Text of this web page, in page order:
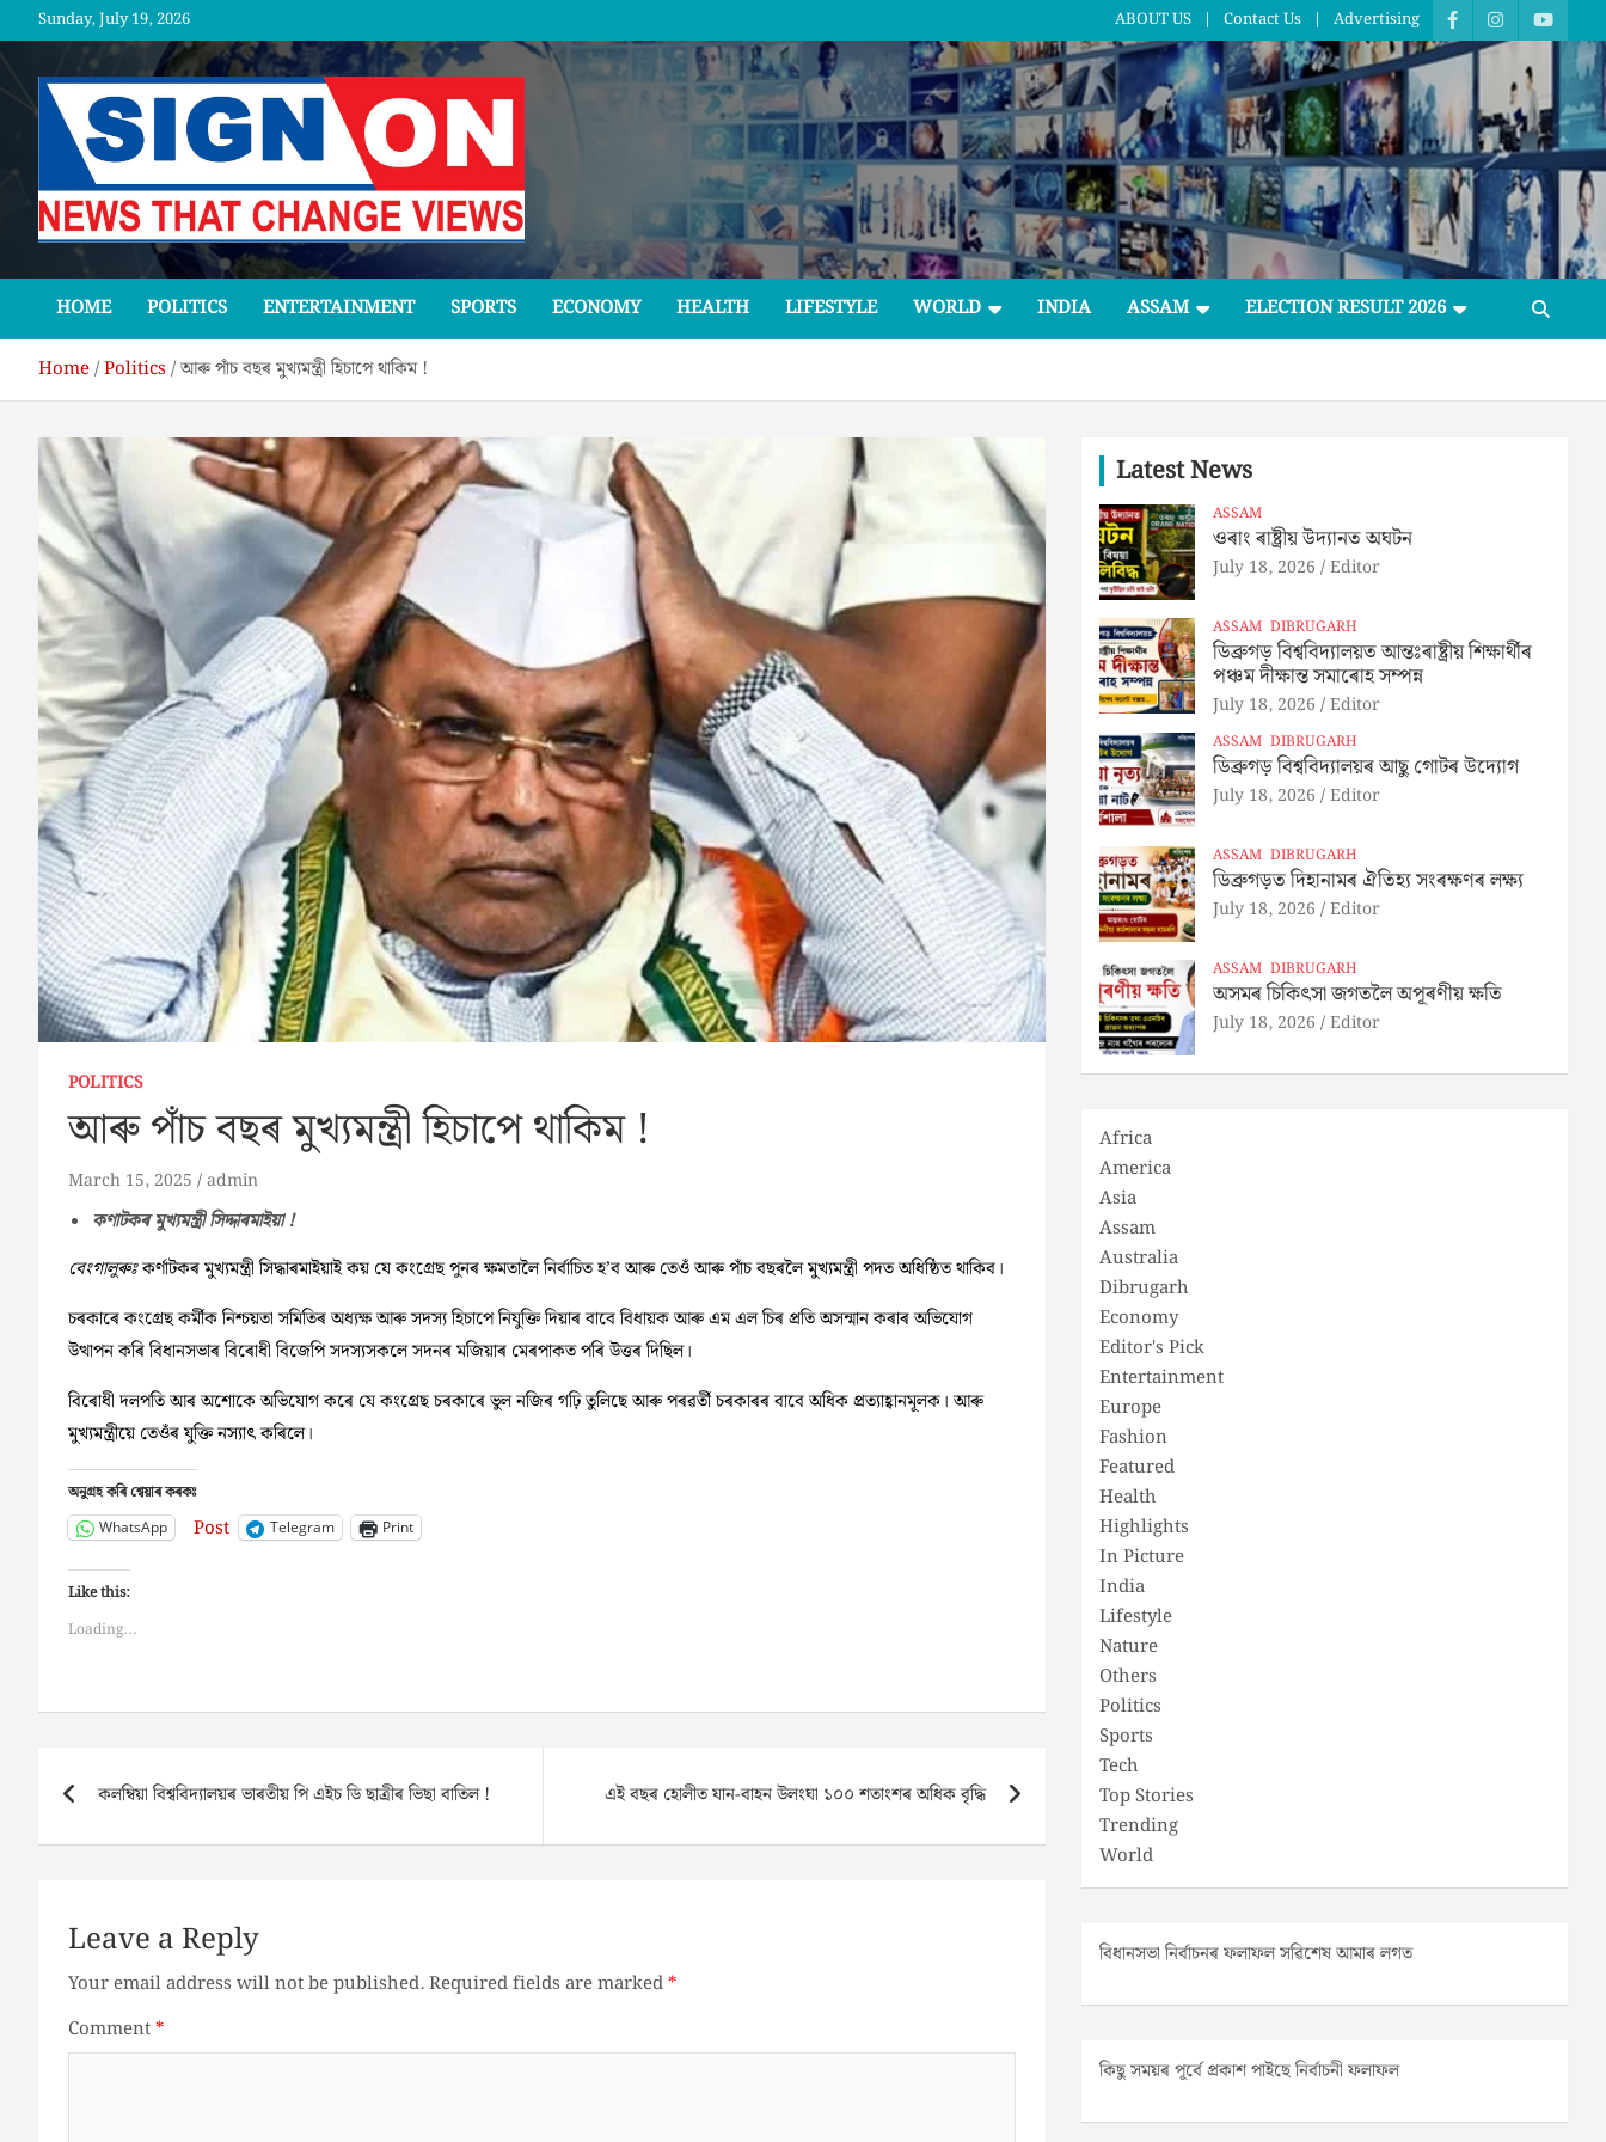
to
Sunday, July 19, 2026 ABOUT US Contact Us Advertising
SGNON
HOME POLITICS ENTERTAINMENT SPORTS ECONOMY HEALTH LIFESTYLE WORLD INDIA ASSAM ELECTION RESULT 2026
Home Politics আৰু পাঁচ বছৰ মুখ্যমন্ত্ৰী হিচাপে থাকিম !
POLITICS
আৰু পাঁচ বছৰ মুখ্যমন্ত্ৰী হিচাপে থাকিম !
March 15, 2025 admin
কণাটকৰ মুখ্যমন্ত্ৰী সিদ্দাৰমাইয়া !
বেংগালুৰুঃকৰ্ণাটকৰ মুখ্যমন্ত্ৰী সিদ্ধাৰমাইয়াই কয় যে কংগ্ৰেছ পুনৰ ক্ষমতালৈ নিৰ্বাচিত হ’ব আৰু তেওঁ আৰু পাঁচ বছৰলৈ মুখ্যমন্ত্ৰী পদত অধিষ্ঠিত থাকিব।
চৰকাৰে কংগ্ৰেছ কৰ্মীক নিশ্চয়তা সমিতিৰ অধ্যক্ষ আৰু সদস্য হিচাপে নিযুক্তি দিয়াৰ বাবে বিধায়ক আৰু এম এল চিৰ প্ৰতি অসন্মান কৰাৰ অভিযোগ
উত্থাপন কৰি বিধানসভাৰ বিৰোধী বিজেপি সদস্যসকলে সদনৰ মজিয়াৰ মেৰপাকত পৰি উত্তৰ দিছিল।
বিৰোধী দলপতি আৰ অশোকে অভিযোগ কৰে যে কংগ্ৰেছ চৰকাৰে ভুল নজিৰ গঢ়ি তুলিছে আৰু পৰৱৰ্তী চৰকাৰৰ বাবে অধিক প্ৰত্যাহ্বানমূলক। আৰু
মুখ্যমন্ত্ৰীয়ে তেওঁৰ যুক্তি নস্যাৎ কৰিলে।
অনুগ্ৰহ কৰি শ্বেয়াৰ কৰকঃ
WhatsApp Post Telegram Print
Like this:
Loading...
Post
navigation
কলম্বিয়া বিশ্ববিদ্যালয়ৰ ভাৰতীয় পি এইচ ডি ছাত্ৰীৰ ভিছা বাতিল ! এই বছৰ হোলীত যান-বাহন উলংঘা ১০০ শতাংশৰ অধিক বৃদ্ধি
Leave a Reply
Your email address will not be published.Required fields are marked*
Comment*
Latest News
ASSAM
ওৰাং ৰাষ্ট্ৰীয় উদ্যানত অঘটন
July 18, 2026 Editor
ASSAM DIBRUGARH
ডিব্ৰুগড় বিশ্ববিদ্যালয়ত আন্তঃৰাষ্ট্ৰীয় শিক্ষাৰ্থীৰ
পঞ্চম দীক্ষান্ত সমাৰোহ সম্পন্ন
July 18, 2026 Editor
ASSAM DIBRUGARH
ডিব্ৰুগড় বিশ্ববিদ্যালয়ৰ আছু গোটৰ উদ্যোগ
July 18, 2026 Editor
ASSAM DIBRUGARH
ডিব্ৰুগড়ত দিহানামৰ ঐতিহ্য সংৰক্ষণৰ লক্ষ্য
July 18, 2026 Editor
ASSAM DIBRUGARH
অসমৰ চিকিৎসা জগতলৈ অপূৰণীয় ক্ষতি
July 18, 2026 Editor
Africa
America
Asia
Assam
Australia
Dibrugarh
Economy
Editor's Pick
Entertainment
Europe
Fashion
Featured
Health
Highlights
In Picture
India
Lifestyle
Nature
Others
Politics
Sports
Tech
Top Stories
Trending
World
বিধানসভা নিৰ্বাচনৰ ফলাফল সৱিশেষ আমাৰ লগত
কিছু সময়ৰ পূৰ্বে প্ৰকাশ পাইছে নিৰ্বাচনী ফলাফল